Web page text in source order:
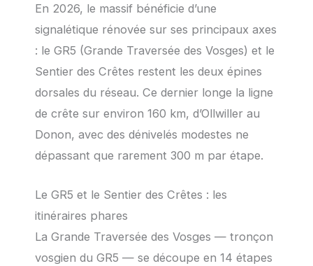
En 2026, le massif bénéficie d’une
signalétique rénovée sur ses principaux axes
: le GR5 (Grande Traversée des Vosges) et le
Sentier des Crêtes restent les deux épines
dorsales du réseau. Ce dernier longe la ligne
de crête sur environ 160 km, d’Ollwiller au
Donon, avec des dénivelés modestes ne
dépassant que rarement 300 m par étape.
Le GR5 et le Sentier des Crêtes : les
itinéraires phares
La Grande Traversée des Vosges — tronçon
vosgien du GR5 — se découpe en 14 étapes